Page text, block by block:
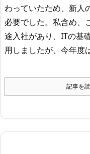
わっていたため、新人
必要でした。 私含め、
途入社があり、ITの基
用しましたが、今年度
記事を